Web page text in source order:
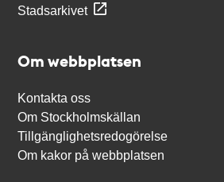
Stadsarkivet
Om webbplatsen
Kontakta oss
Om Stockholmskällan
Tillgänglighetsredogörelse
Om kakor på webbplatsen